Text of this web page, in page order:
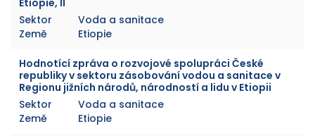
Sektor
Voda a sanitace
Země
Etiopie
Hodnotící zpráva o rozvojové spolupráci České
republiky v sektoru zásobování vodou a sanitace v
Regionu jižních národů, národností a lidu v Etiopii
Sektor
Voda a sanitace
Země
Etiopie